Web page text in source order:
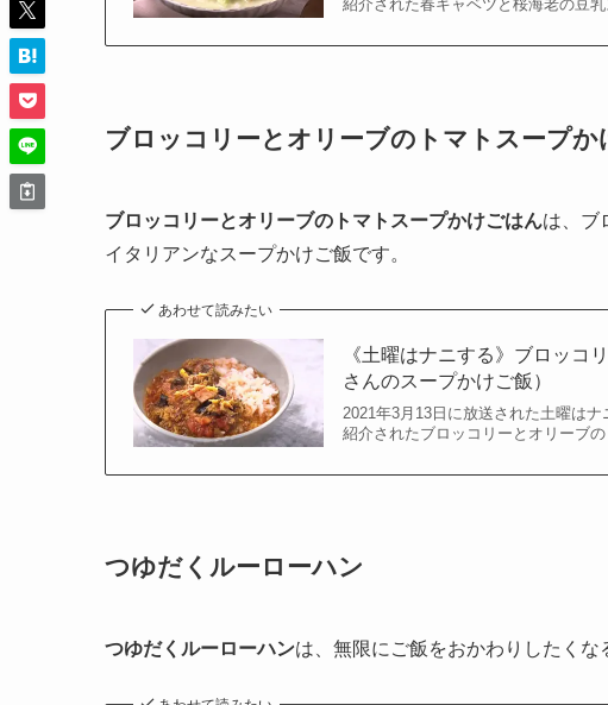
紹介された春キャベツと桜海老の豆
ブロッコリーとオリーブのトマトスープか
ブロッコリーとオリーブのトマトスープかけごはんは、ブ
イタリアンなスープかけご飯です。
あわせて読みたい
《土曜はナニする》ブロッコ
さんのスープかけご飯）
2021年3月13日に放送された土曜は
紹介されたブロッコリーとオリーブ
つゆだくルーローハン
つゆだくルーローハンは、無限にご飯をおかわりしたくな